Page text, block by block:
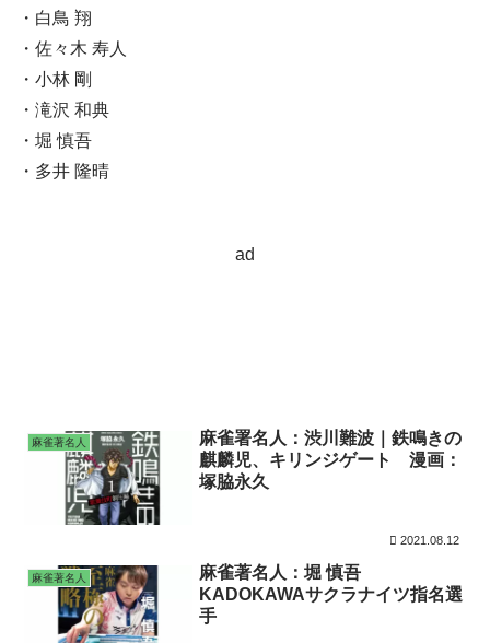
・白鳥 翔
・佐々木 寿人
・小林 剛
・滝沢 和典
・堀 慎吾
・多井 隆晴
ad
麻雀著名人
麻雀署名人：渋川難波｜鉄鳴きの
麒麟児、キリンジゲート 漫画：
塚脇永久
2021.08.12
麻雀著名人
麻雀著名人：堀 慎吾
KADOKAWAサクラナイツ指名選
手